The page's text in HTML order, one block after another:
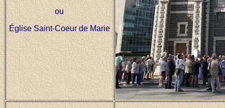
ou
Église Saint-Coeur de Marie